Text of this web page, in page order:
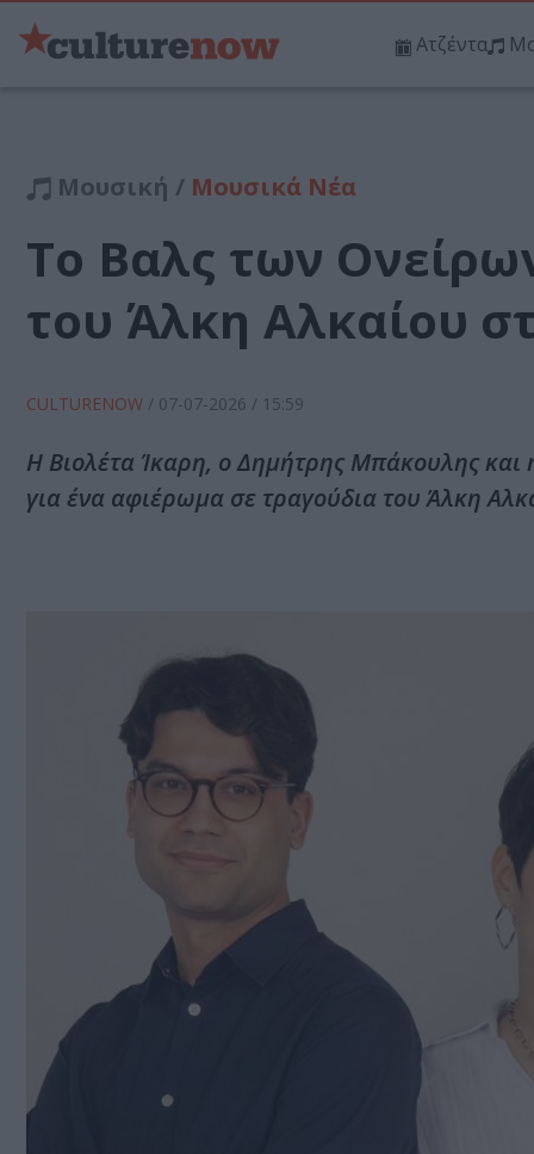
Ατζέντα
Μουσική / Μουσικά Νέα
Το Βαλς των
του Άλκη Αλκαίου
CULTURENOW / 07-07-2026 / 15:59
Η Βιολέτα Ίκαρη, ο Δημήτρης Μπάκουλης
για ένα αφιέρωμα σε τραγούδια του Άλκη